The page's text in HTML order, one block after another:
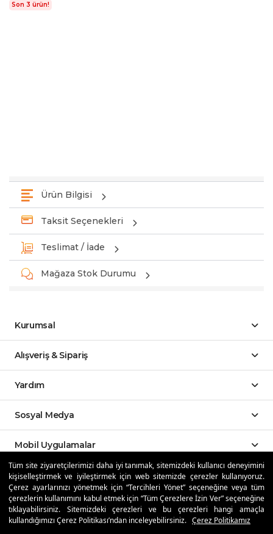
Tüm site ziyaretçilerimizi daha iyi tanımak, sitemizdeki kullanıcı deneyimini
kişiselleştirmek ve iyileştirmek için web sitemizde çerezler kullanıyoruz.
Çerez ayarlarınızı yönetmek için “Tercihleri Yönet” seçeneğine veya tüm
çerezlerin kullanımını kabul etmek için “Tüm Çerezlere İzin Ver” seçeneğine
tıklayabilirsiniz. Sitemizdeki çerezleri ve bu çerezleri hangi amaçla
kullandığımızı Çerez Politikası’ndan inceleyebilirsiniz. Çerez Politikamız
Son 3 ürün!
Ürün Bilgisi
Taksit Seçenekleri
Teslimat / İade
Mağaza Stok Durumu
Kurumsal
Alışveriş & Sipariş
Yardım
Sosyal Medya
Mobil Uygulamalar
Özdilekteyim'de Taksit Avantajları
Güvenli Alışveriş